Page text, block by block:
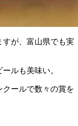
が、富山県でも実
ルも美味い。
クールで数々の賞を